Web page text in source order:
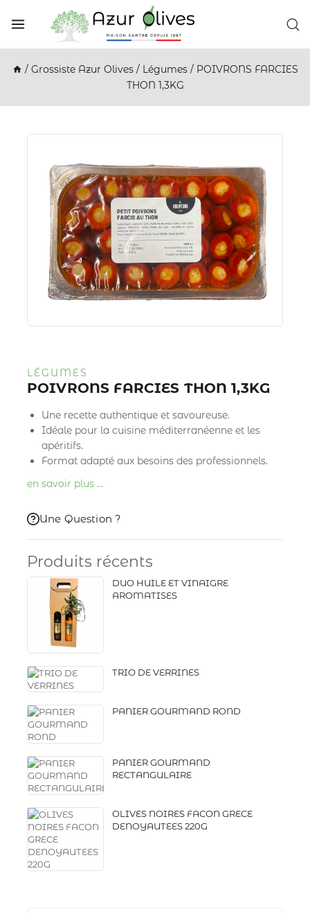
/ Grossiste Azur Olives / Légumes / POIVRONS FARCIES
THON 1,3KG
Produits récents
DUO HUILE ET VINAIGRE
AROMATISES
TRIO DE VERRINES
PANIER GOURMAND ROND
PANIER GOURMAND
RECTANGULAIRE
OLIVES NOIRES FACON GRECE
DENOYAUTEES 220G
LÉGUMES
POIVRONS FARCIES THON 1,3KG
Une recette authentique et savoureuse.
Idéale pour la cuisine méditerranéenne et les
apéritifs.
Format adapté aux besoins des professionnels.
en savoir plus …
Une Question ?